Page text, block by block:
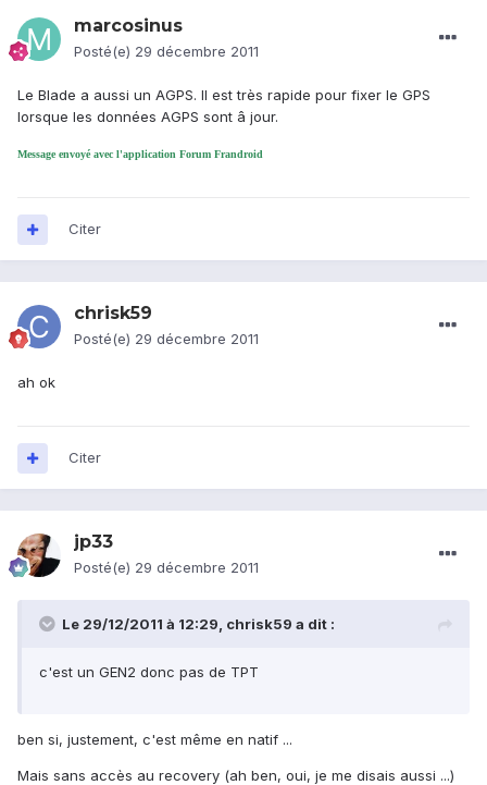
marcosinus
Posté(e) 29 décembre 2011
Le Blade a aussi un AGPS. Il est très rapide pour fixer le GPS
lorsque les données AGPS sont â jour.
Message envoyé avec l'application Forum Frandroid
Citer
chrisk59
Posté(e) 29 décembre 2011
ah ok
Citer
jp33
Posté(e) 29 décembre 2011
Le 29/12/2011 à 12:29, chrisk59 a dit :
c'est un GEN2 donc pas de TPT
ben si, justement, c'est même en natif ...
Mais sans accès au recovery (ah ben, oui, je me disais aussi ...)